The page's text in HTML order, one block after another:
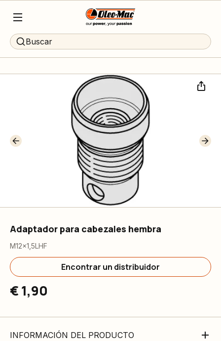
Buscar
Adaptador para cabezales hembra
M12x1,5LHF
Encontrar un distribuidor
€ 1,90
INFORMACIÓN DEL PRODUCTO